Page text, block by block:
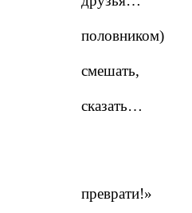
половником)
В котле
смешать,
сказать…
«Снег,
Чудеса под
Чудо-
Всё в
преврати!»